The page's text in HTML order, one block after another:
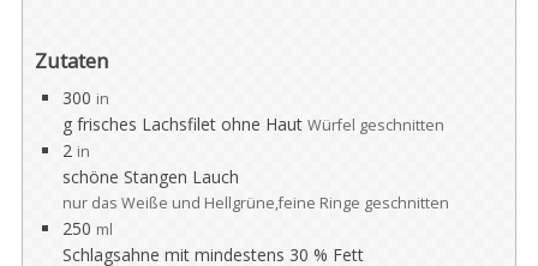
Zutaten
300 in
g frisches Lachsfilet ohne Haut Würfel geschnitten
2 in
schöne Stangen Lauch
nur das Weiße und Hellgrüne,feine Ringe geschnitten
250 ml
Schlagsahne mit mindestens 30 % Fett